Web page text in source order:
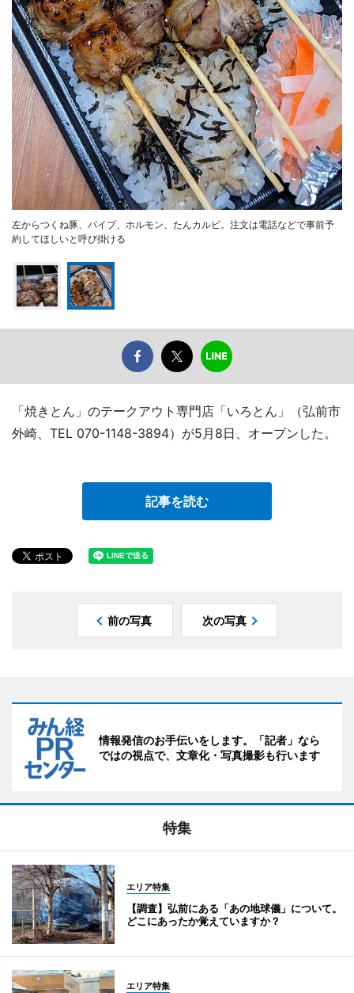
左からつくね豚、パイプ、ホルモン、たんカルビ。注文は電話などで事前予
約してほしいと呼び掛ける
「焼きとん」のテークアウト専門店「いろとん」（弘前市
外崎、TEL 070-1148-3894）が5月8日、オープンした。
記事を読む
前の写真 次の写真
情報発信のお手伝いをします。「記者」なら
ではの視点で、文章化・写真撮影も行います
特集
エリア特集
【調査】弘前にある「あの地球儀」について。
どこにあったか覚えていますか？
エリア特集